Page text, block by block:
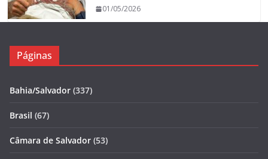
01/05/2026
Páginas
Bahia/Salvador (337)
Brasil (67)
Câmara de Salvador (53)